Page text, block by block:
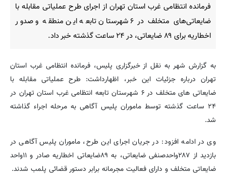
فرمانده انتظامی غرب استان تهران از اجرای طرح عملیاتی مقابله با
ضایعاتی‌های متخلف در ۶ شهرستان تابعه این منطقه و صدور
اخطاریه برای ۸۹ ضایعاتی، در ۲۴ ساعت گذشته خبر داد.
به گزارش شهر به نقل از خبرگزاری پلیس، فرمانده انتظامی غرب استان
تهران درباره جزئیات این خبر، اظهارداشت: طرح عملیاتی مقابله با
ضایعاتی های متخلف در ۶ شهرستان تابعه انتظامی غرب استان تهران در
۲۴ ساعت گذشته توسط ماموران پلیس آگاهی به مرحله اجراء گذاشته
شد.
وی در ادامه افزود: در جریان اجرای این طرح، ماموران پلیس آگاهی در
بازدید از ۲۸۷واحدصنفی ضایعاتی، به ۸۹ضایعاتی اخطاریه صادر و ۱۱واحد
ضایعاتی متخلف و دارای فعالیت مجرمانه برابر دستور قضائی پلمب شدند.